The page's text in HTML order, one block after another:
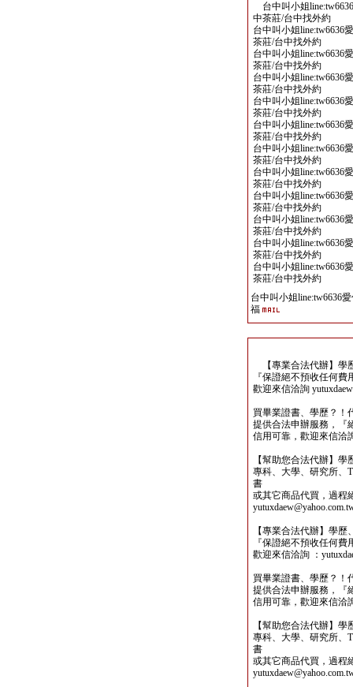
台中叫小姐
中茶莊/台中找外約
台中叫小姐line:tw6636
茶莊/台中找外約
台中叫小姐line:tw6636
茶莊/台中找外約
台中叫小姐line:tw6636
茶莊/台中找外約
台中叫小姐line:tw6636
茶莊/台中找外約
台中叫小姐line:tw6636
茶莊/台中找外約
台中叫小姐line:tw6636
茶莊/台中找外約
台中叫小姐line:tw6636
茶莊/台中找外約
台中叫小姐line:tw6636
茶莊/台中找外約
台中叫小姐line:tw6636
茶莊/台中找外約
台中叫小姐line:tw6636
茶莊/台中找外約
台中叫小姐line:tw6636
茶莊/台中找外約
台中叫小姐line:tw6636
福
【專業合法代辦】學
『保證絕不預收任何
歡迎來信洽詢
買畢業證書、學歷？！
提供合法申辦服務，『
信用可靠，歡迎來信洽
【幫助您合法代辦】
專科、大學、研究所、
書
或其它商品代買，過程
【專業合法代辦】學
『保證絕不預收任何
歡迎來信洽詢 ：
買畢業證書、學歷？！
提供合法申辦服務，『
信用可靠，歡迎來信洽
【幫助您合法代辦】
專科、大學、研究所、
書
或其它商品代買，過程